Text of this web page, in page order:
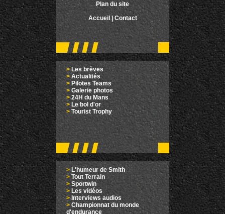
Plan du site
Accueil |Contact
>Les brèves
> Actualités
> Pilotes Teams
>Galerie photos
>24H du Mans
>Le bol d'or
> Tourist Trophy
>L'humeur de Smith
> Tout Terrain
> Sportwin
> Les vidéos
> Interviews audios
>Championnat du monde
d'endurance